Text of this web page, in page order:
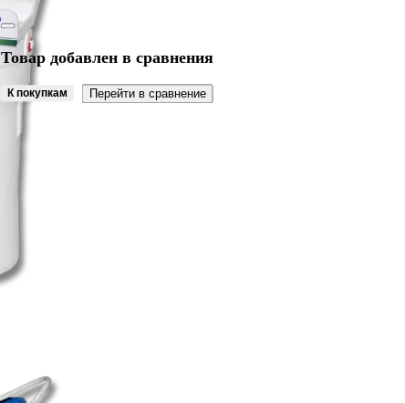
Товар добавлен в сравнения
К покупкам Перейти в сравнение